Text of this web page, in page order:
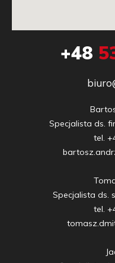
+48
Specjalista ds.
tel.
Specjalista ds.
tel.